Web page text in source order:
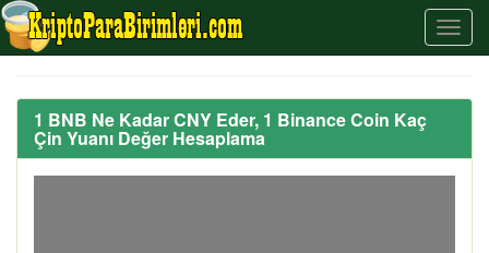
1 BNB Ne Kadar CNY Eder, 1 Binance Coin Kaç
Çin Yuanı Değer Hesaplama